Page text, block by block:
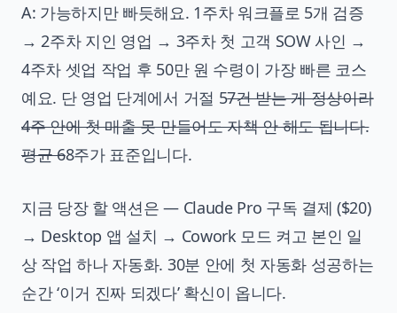
A: 가능하지만 빠듯해요. 1주차 워크플로 5개 검증
→ 2주차 지인 영업 → 3주차 첫 고객 SOW 사인 →
4주차 셋업 작업 후 50만 원 수령이 가장 빠른 코스
예요. 단 영업 단계에서 거절 57건 받는 게 정상이라
4주 안에 첫 매출 못 만들어도 자책 안 해도 됩니다.
평균 68주가 표준입니다.
지금 당장 할 액션은 — Claude Pro 구독 결제 ($20)
→ Desktop 앱 설치 → Cowork 모드 켜고 본인 일
상 작업 하나 자동화. 30분 안에 첫 자동화 성공하는
순간 ‘이거 진짜 되겠다’ 확신이 옵니다.